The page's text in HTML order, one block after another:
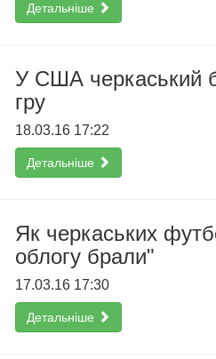
Детальніше
У США черкаський
гру
18.03.16 17:22
Детальніше
Як черкаських
облогу брали"
17.03.16 17:30
Детальніше